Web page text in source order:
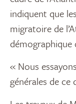
indiquent que
migratoire de
démographique
« Nous
générales de